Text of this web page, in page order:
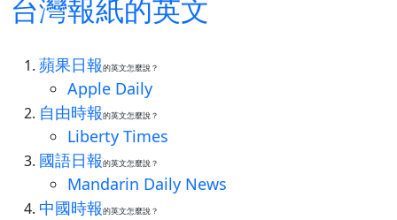
台灣報紙的英文
蘋果日報的英文怎麼說？
Apple Daily
自由時報的英文怎麼說？
Liberty Times
國語日報的英文怎麼說？
Mandarin Daily News
中國時報的英文怎麼說？